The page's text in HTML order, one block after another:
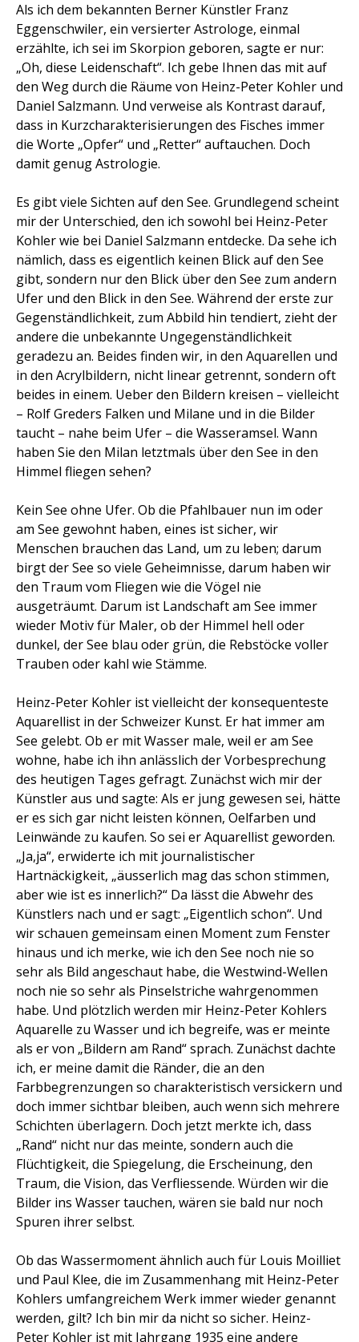
Als ich dem bekannten Berner Künstler Franz
Eggenschwiler, ein versierter Astrologe, einmal
erzählte, ich sei im Skorpion geboren, sagte er nur:
„Oh, diese Leidenschaft“. Ich gebe Ihnen das mit auf
den Weg durch die Räume von Heinz-Peter Kohler und
Daniel Salzmann. Und verweise als Kontrast darauf,
dass in Kurzcharakterisierungen des Fisches immer
die Worte „Opfer“ und „Retter“ auftauchen. Doch
damit genug Astrologie.
Es gibt viele Sichten auf den See. Grundlegend scheint
mir der Unterschied, den ich sowohl bei Heinz-Peter
Kohler wie bei Daniel Salzmann entdecke. Da sehe ich
nämlich, dass es eigentlich keinen Blick auf den See
gibt, sondern nur den Blick über den See zum andern
Ufer und den Blick in den See. Während der erste zur
Gegenständlichkeit, zum Abbild hin tendiert, zieht der
andere die unbekannte Ungegenständlichkeit
geradezu an. Beides finden wir, in den Aquarellen und
in den Acrylbildern, nicht linear getrennt, sondern oft
beides in einem. Ueber den Bildern kreisen – vielleicht
– Rolf Greders Falken und Milane und in die Bilder
taucht – nahe beim Ufer – die Wasseramsel. Wann
haben Sie den Milan letztmals über den See in den
Himmel fliegen sehen?
Kein See ohne Ufer. Ob die Pfahlbauer nun im oder
am See gewohnt haben, eines ist sicher, wir
Menschen brauchen das Land, um zu leben; darum
birgt der See so viele Geheimnisse, darum haben wir
den Traum vom Fliegen wie die Vögel nie
ausgeträumt. Darum ist Landschaft am See immer
wieder Motiv für Maler, ob der Himmel hell oder
dunkel, der See blau oder grün, die Rebstöcke voller
Trauben oder kahl wie Stämme.
Heinz-Peter Kohler ist vielleicht der konsequenteste
Aquarellist in der Schweizer Kunst. Er hat immer am
See gelebt. Ob er mit Wasser male, weil er am See
wohne, habe ich ihn anlässlich der Vorbesprechung
des heutigen Tages gefragt. Zunächst wich mir der
Künstler aus und sagte: Als er jung gewesen sei, hätte
er es sich gar nicht leisten können, Oelfarben und
Leinwände zu kaufen. So sei er Aquarellist geworden.
„Ja,ja“, erwiderte ich mit journalistischer
Hartnäckigkeit, „äusserlich mag das schon stimmen,
aber wie ist es innerlich?“ Da lässt die Abwehr des
Künstlers nach und er sagt: „Eigentlich schon“. Und
wir schauen gemeinsam einen Moment zum Fenster
hinaus und ich merke, wie ich den See noch nie so
sehr als Bild angeschaut habe, die Westwind-Wellen
noch nie so sehr als Pinselstriche wahrgenommen
habe. Und plötzlich werden mir Heinz-Peter Kohlers
Aquarelle zu Wasser und ich begreife, was er meinte
als er von „Bildern am Rand“ sprach. Zunächst dachte
ich, er meine damit die Ränder, die an den
Farbbegrenzungen so charakteristisch versickern und
doch immer sichtbar bleiben, auch wenn sich mehrere
Schichten überlagern. Doch jetzt merkte ich, dass
„Rand“ nicht nur das meinte, sondern auch die
Flüchtigkeit, die Spiegelung, die Erscheinung, den
Traum, die Vision, das Verfliessende. Würden wir die
Bilder ins Wasser tauchen, wären sie bald nur noch
Spuren ihrer selbst.
Ob das Wassermoment ähnlich auch für Louis Moilliet
und Paul Klee, die im Zusammenhang mit Heinz-Peter
Kohlers umfangreichem Werk immer wieder genannt
werden, gilt? Ich bin mir da nicht so sicher. Heinz-
Peter Kohler ist mit Jahrgang 1935 eine andere